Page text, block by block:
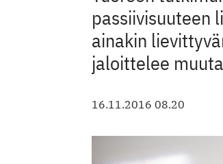
passiivisuuteen
ainakin
jaloittelee
16.11.2016 08.20